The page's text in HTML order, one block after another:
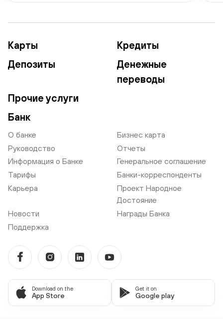
Карты
Кредиты
Депозиты
Денежные
переводы
Прочие услуги
Банк
О банке
Бизнес карта
Руководство
Отчеты
Информация о Банке
Генеральное соглашение
Тарифы
Банки-корреспонденты
Карьера
Проект Народное
Достояние
Новости
Награды Банка
Поддержка
Download on the
App Store
Get it on
Google play